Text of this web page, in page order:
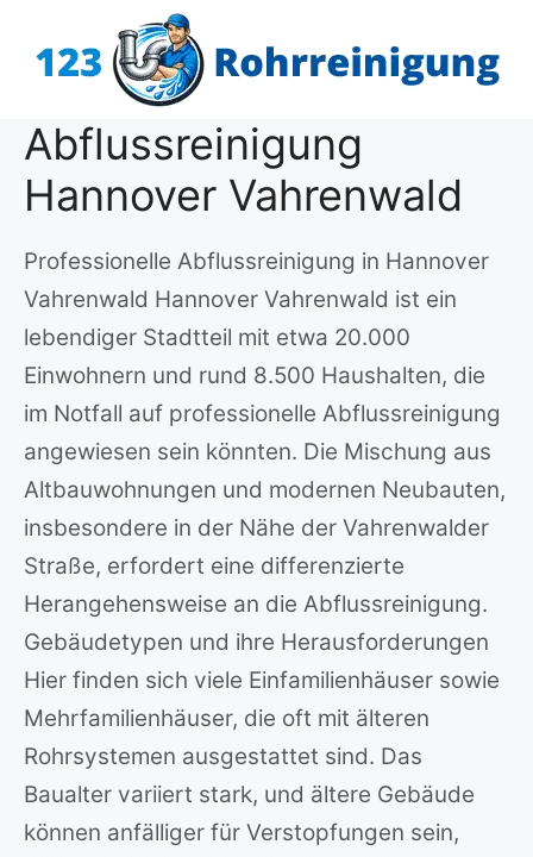
Inhalt
Abflussreinigung
Hannover Vahrenwald
Professionelle Abflussreinigung in Hannover
Vahrenwald Hannover Vahrenwald ist ein
lebendiger Stadtteil mit etwa 20.000
Einwohnern und rund 8.500 Haushalten, die
im Notfall auf professionelle Abflussreinigung
angewiesen sein könnten. Die Mischung aus
Altbauwohnungen und modernen Neubauten,
insbesondere in der Nähe der Vahrenwalder
Straße, erfordert eine differenzierte
Herangehensweise an die Abflussreinigung.
Gebäudetypen und ihre Herausforderungen
Hier finden sich viele Einfamilienhäuser sowie
Mehrfamilienhäuser, die oft mit älteren
Rohrsystemen ausgestattet sind. Das
Baualter variiert stark, und ältere Gebäude
können anfälliger für Verstopfungen sein,